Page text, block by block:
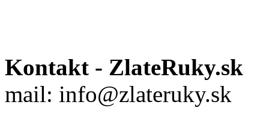
Kontakt - ZlateRuky.sk
mail: info@zlateruky.sk